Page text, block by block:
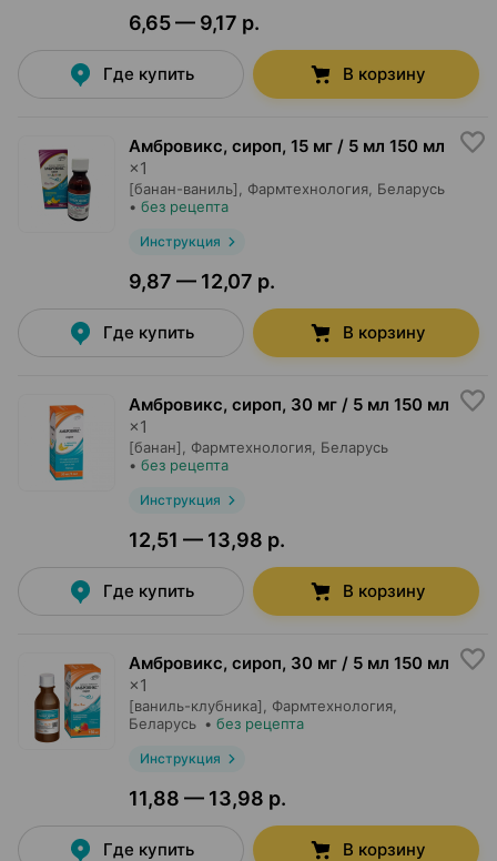
6,65 — 9,17 р.
Где купить В корзину
Амбровикс, сироп, 15 мг / 5 мл 150 мл
×1
[банан-ваниль], Фармтехнология , Беларусь
• без рецепта
Инструкция
9,87 — 12,07 р.
Где купить В корзину
Амбровикс, сироп, 30 мг / 5 мл 150 мл
×1
[банан], Фармтехнология , Беларусь
• без рецепта
Инструкция
12,51 — 13,98 р.
Где купить В корзину
Амбровикс, сироп, 30 мг / 5 мл 150 мл
×1
[ваниль-клубника], Фармтехнология
Беларусь • без рецепта
Инструкция
11,88 — 13,98 р.
Где купить В корзину